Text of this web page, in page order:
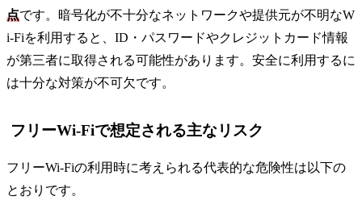
点です。暗号化が不十分なネットワークや提供元が不明なW
i-Fiを利用すると、ID・パスワードやクレジットカード情報
が第三者に取得される可能性があります。安全に利用するに
は十分な対策が不可欠です。
フリーWi-Fiで想定される主なリスク
フリーWi-Fiの利用時に考えられる代表的な危険性は以下の
とおりです。